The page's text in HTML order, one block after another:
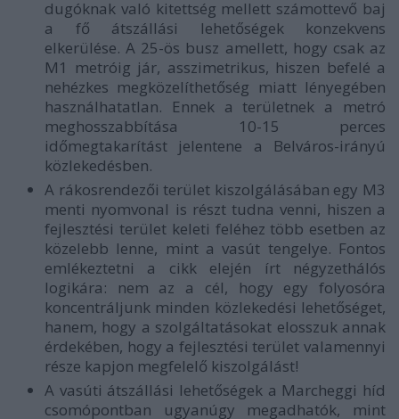
dugóknak való kitettség mellett számottevő baj
a fő átszállási lehetőségek konzekvens
elkerülése. A 25-ös busz amellett, hogy csak az
M1 metróig jár, asszimetrikus, hiszen befelé a
nehézkes megközelíthetőség miatt lényegében
használhatatlan. Ennek a területnek a metró
meghosszabbítása 10-15 perces
időmegtakarítást jelentene a Belváros-irányú
közlekedésben.
A rákosrendezői terület kiszolgálásában egy M3
menti nyomvonal is részt tudna venni, hiszen a
fejlesztési terület keleti feléhez több esetben az
közelebb lenne, mint a vasút tengelye. Fontos
emlékeztetni a cikk elején írt négyzethálós
logikára: nem az a cél, hogy egy folyosóra
koncentráljunk minden közlekedési lehetőséget,
hanem, hogy a szolgáltatásokat elosszuk annak
érdekében, hogy a fejlesztési terület valamennyi
része kapjon megfelelő kiszolgálást!
A vasúti átszállási lehetőségek a Marcheggi híd
csomópontban ugyanúgy megadhatók, mint